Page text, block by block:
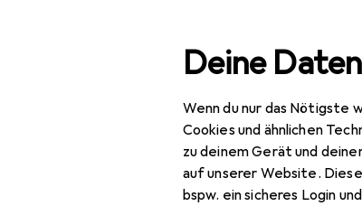
Deine
Wenn du nur das Nötigste
Cookies und ähnlichen
zu deinem Gerät und
auf unserer Website.
bspw. ein sicheres Login
Navigation nach Kategorien Gesamtsortiment